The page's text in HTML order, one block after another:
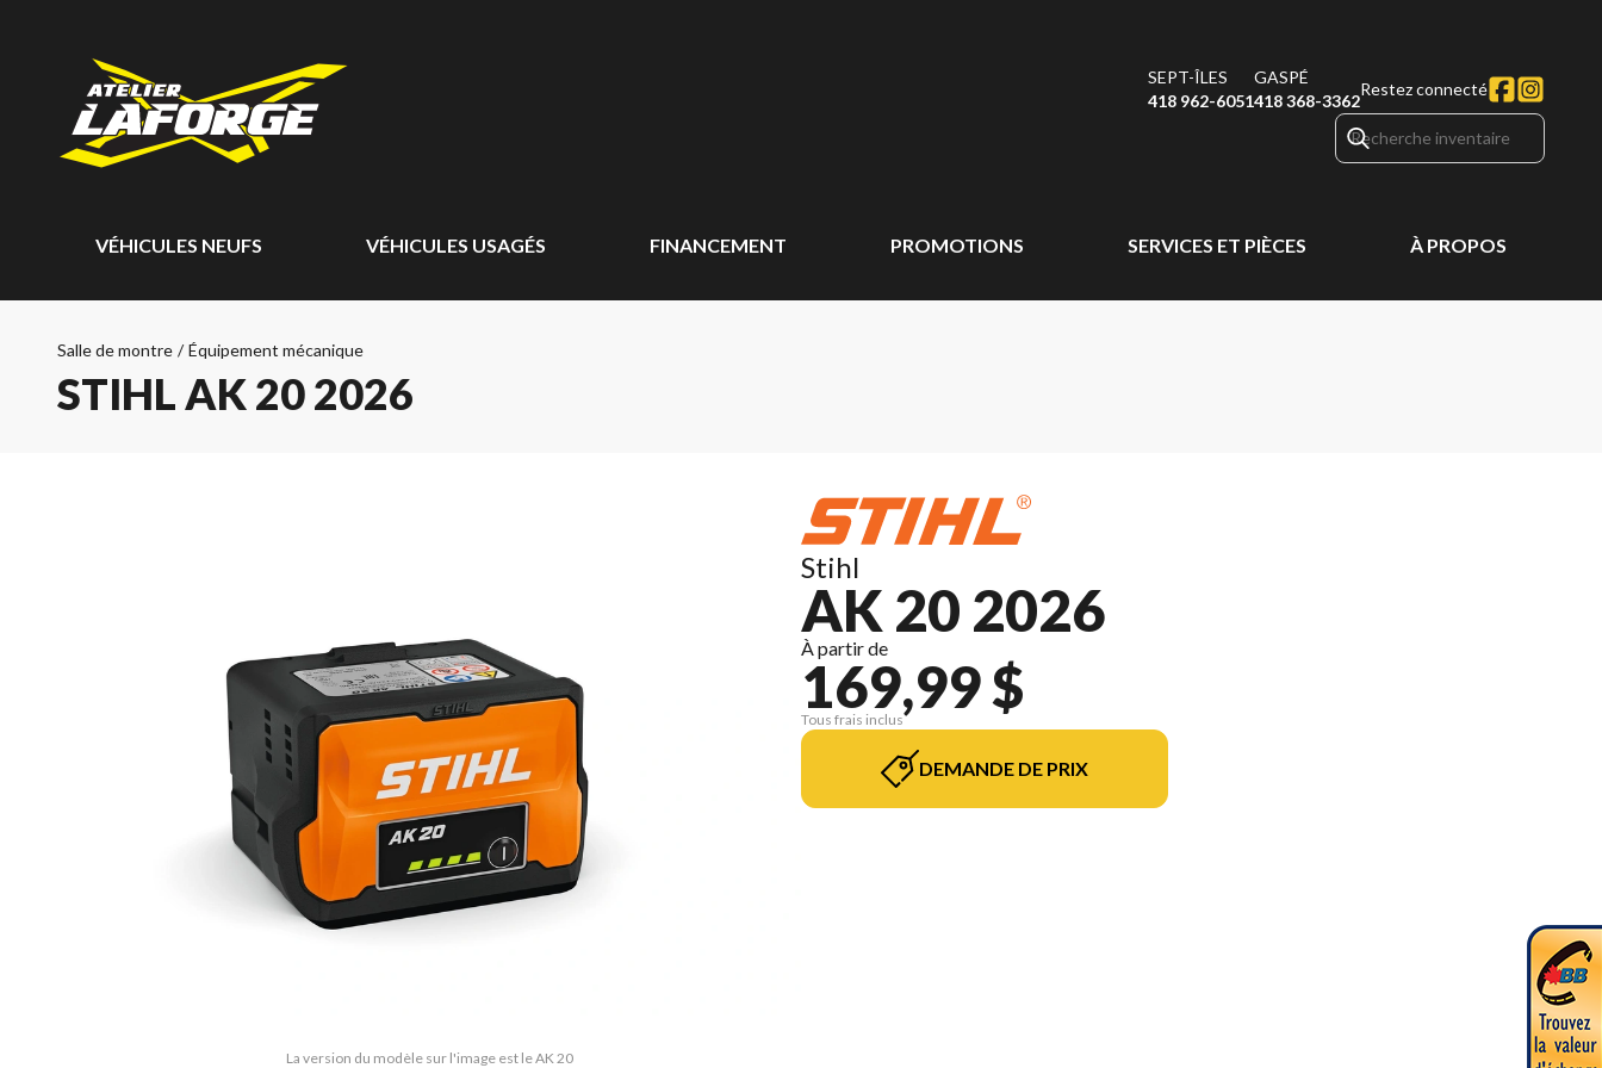
SEPT-ÎLES
418 962-6051
GASPÉ
418 368-3362
Restez connecté
VÉHICULES NEUFS VÉHICULES USAGÉS FINANCEMENT PROMOTIONS SERVICES ET PIÈCES À PROPOS
Salle de montre / Équipement mécanique
STIHL AK 20 2026
La version du modèle sur l'image est le AK 20
Stihl
AK 20 2026
À partir de
169,99 $
Tous frais inclus
DEMANDE DE PRIX